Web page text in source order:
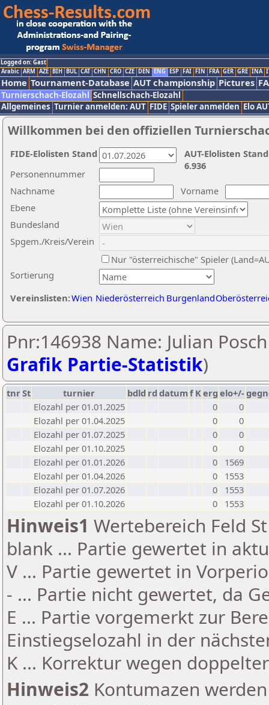
Logged on: Gast
Arabic ARM AZE BIH BUL CAT CHN CRO CZE DEN ENG ESP FAI FIN FRA GER GRE INA
Home Tournament-Database AUT championship Pictures
Turnierschach-Elozahl Schnellschach-Elozahl
Allgemeines Turnier anmelden: AUT FIDE Spieler anmelden Elo
Willkommen bei den offiziellen
Nachname
Vorname
Ebene
Sortierung
Personennummer
Bundesland
Spgem./Kreis/Verein
Nur "österreichische" Spieler
Vereinslisten:Wien Niederösterreich Burgenland
AUT-Elolisten
6.936
FIDE-Elolisten Stand
Pnr:146938 Name: Julian
Grafik Partie-Statistik)
tnrSt turnier bdld rd datumf Kerg elo+/-
Elozahl per 01.01.2025
0
0
Elozahl per 01.04.2025
0
0
Elozahl per 01.07.2025
0
0
Elozahl per 01.10.2025
0
0
Elozahl per 01.01.2026
0
1569
Elozahl per 01.04.2026
0
1553
Elozahl per 01.07.2026
0
1553
Elozahl per 01.10.2026
0 1553
Hinweis1 Wertebereich Feld
blank ... Partie gewertet in
V ... Partie gewertet in
- ... Partie nicht gewertet, da
E ... Partie vorgemerkt zur
Einstiegselozahl in der
K ... Korrektur wegen
Hinweis2 Kontumazen